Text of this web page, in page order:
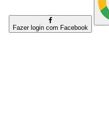
Fazer login com Facebook